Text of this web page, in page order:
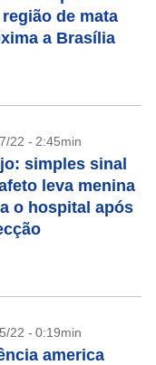
de mata
a Brasília
22 - 2:45min
simples sinal
leva menina
o hospital após
22 - 0:19min
america